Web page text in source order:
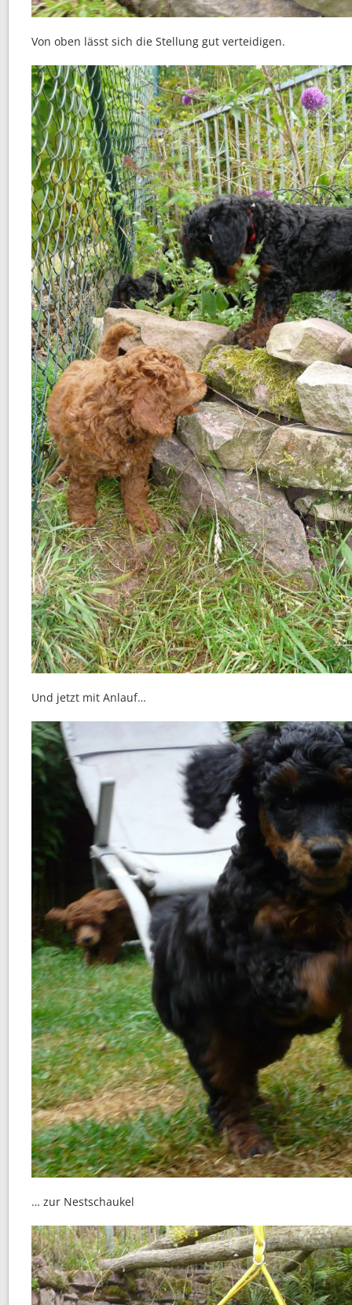
Von oben lässt sich die Stellung gut verteidigen.
Und jetzt mit Anlauf…
… zur Nestschaukel